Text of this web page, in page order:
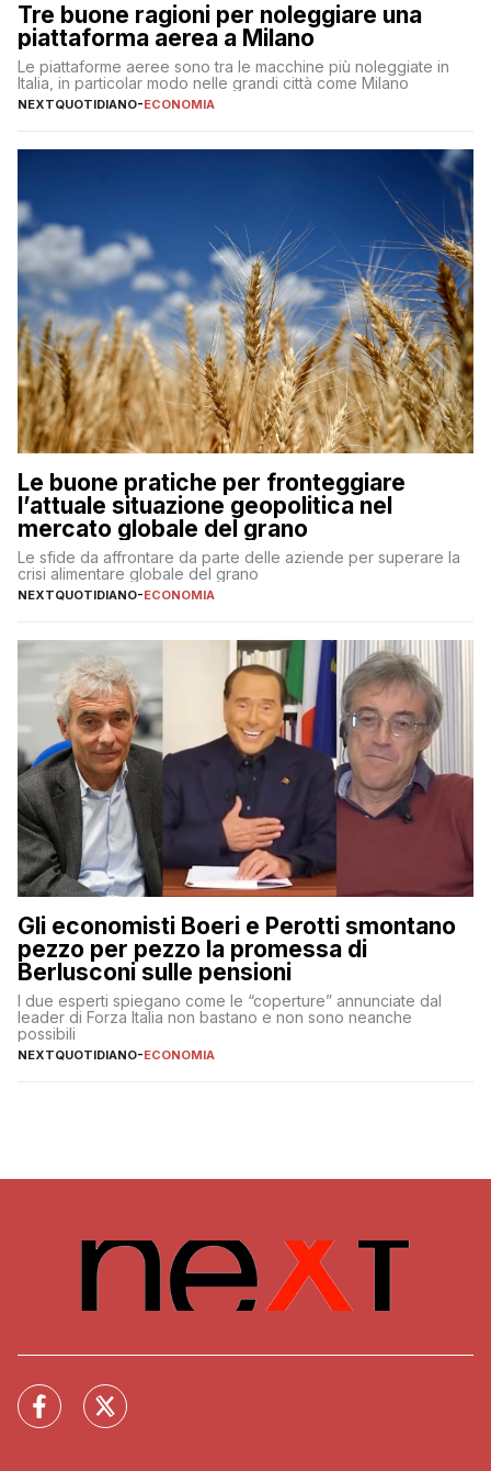
Tre buone ragioni per noleggiare una
piattaforma aerea a Milano
Le piattaforme aeree sono tra le macchine più noleggiate in
Italia, in particolar modo nelle grandi città come Milano
NEXTQUOTIDIANO-ECONOMIA
Le buone pratiche per fronteggiare
l’attuale situazione geopolitica nel
mercato globale del grano
Le sfide da affrontare da parte delle aziende per superare la
crisi alimentare globale del grano
NEXTQUOTIDIANO-ECONOMIA
Gli economisti Boeri e Perotti smontano
pezzo per pezzo la promessa di
Berlusconi sulle pensioni
I due esperti spiegano come le “coperture” annunciate dal
leader di Forza Italia non bastano e non sono neanche
possibili
NEXTQUOTIDIANO-ECONOMIA